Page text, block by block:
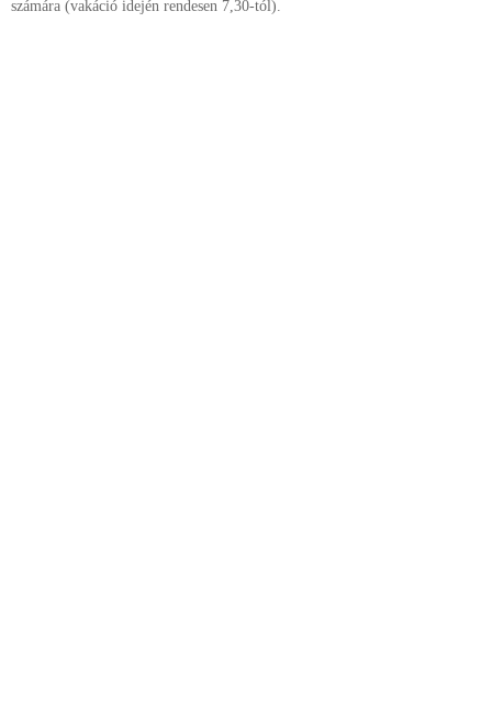
számára (vakáció idején rendesen 7,30-tól).